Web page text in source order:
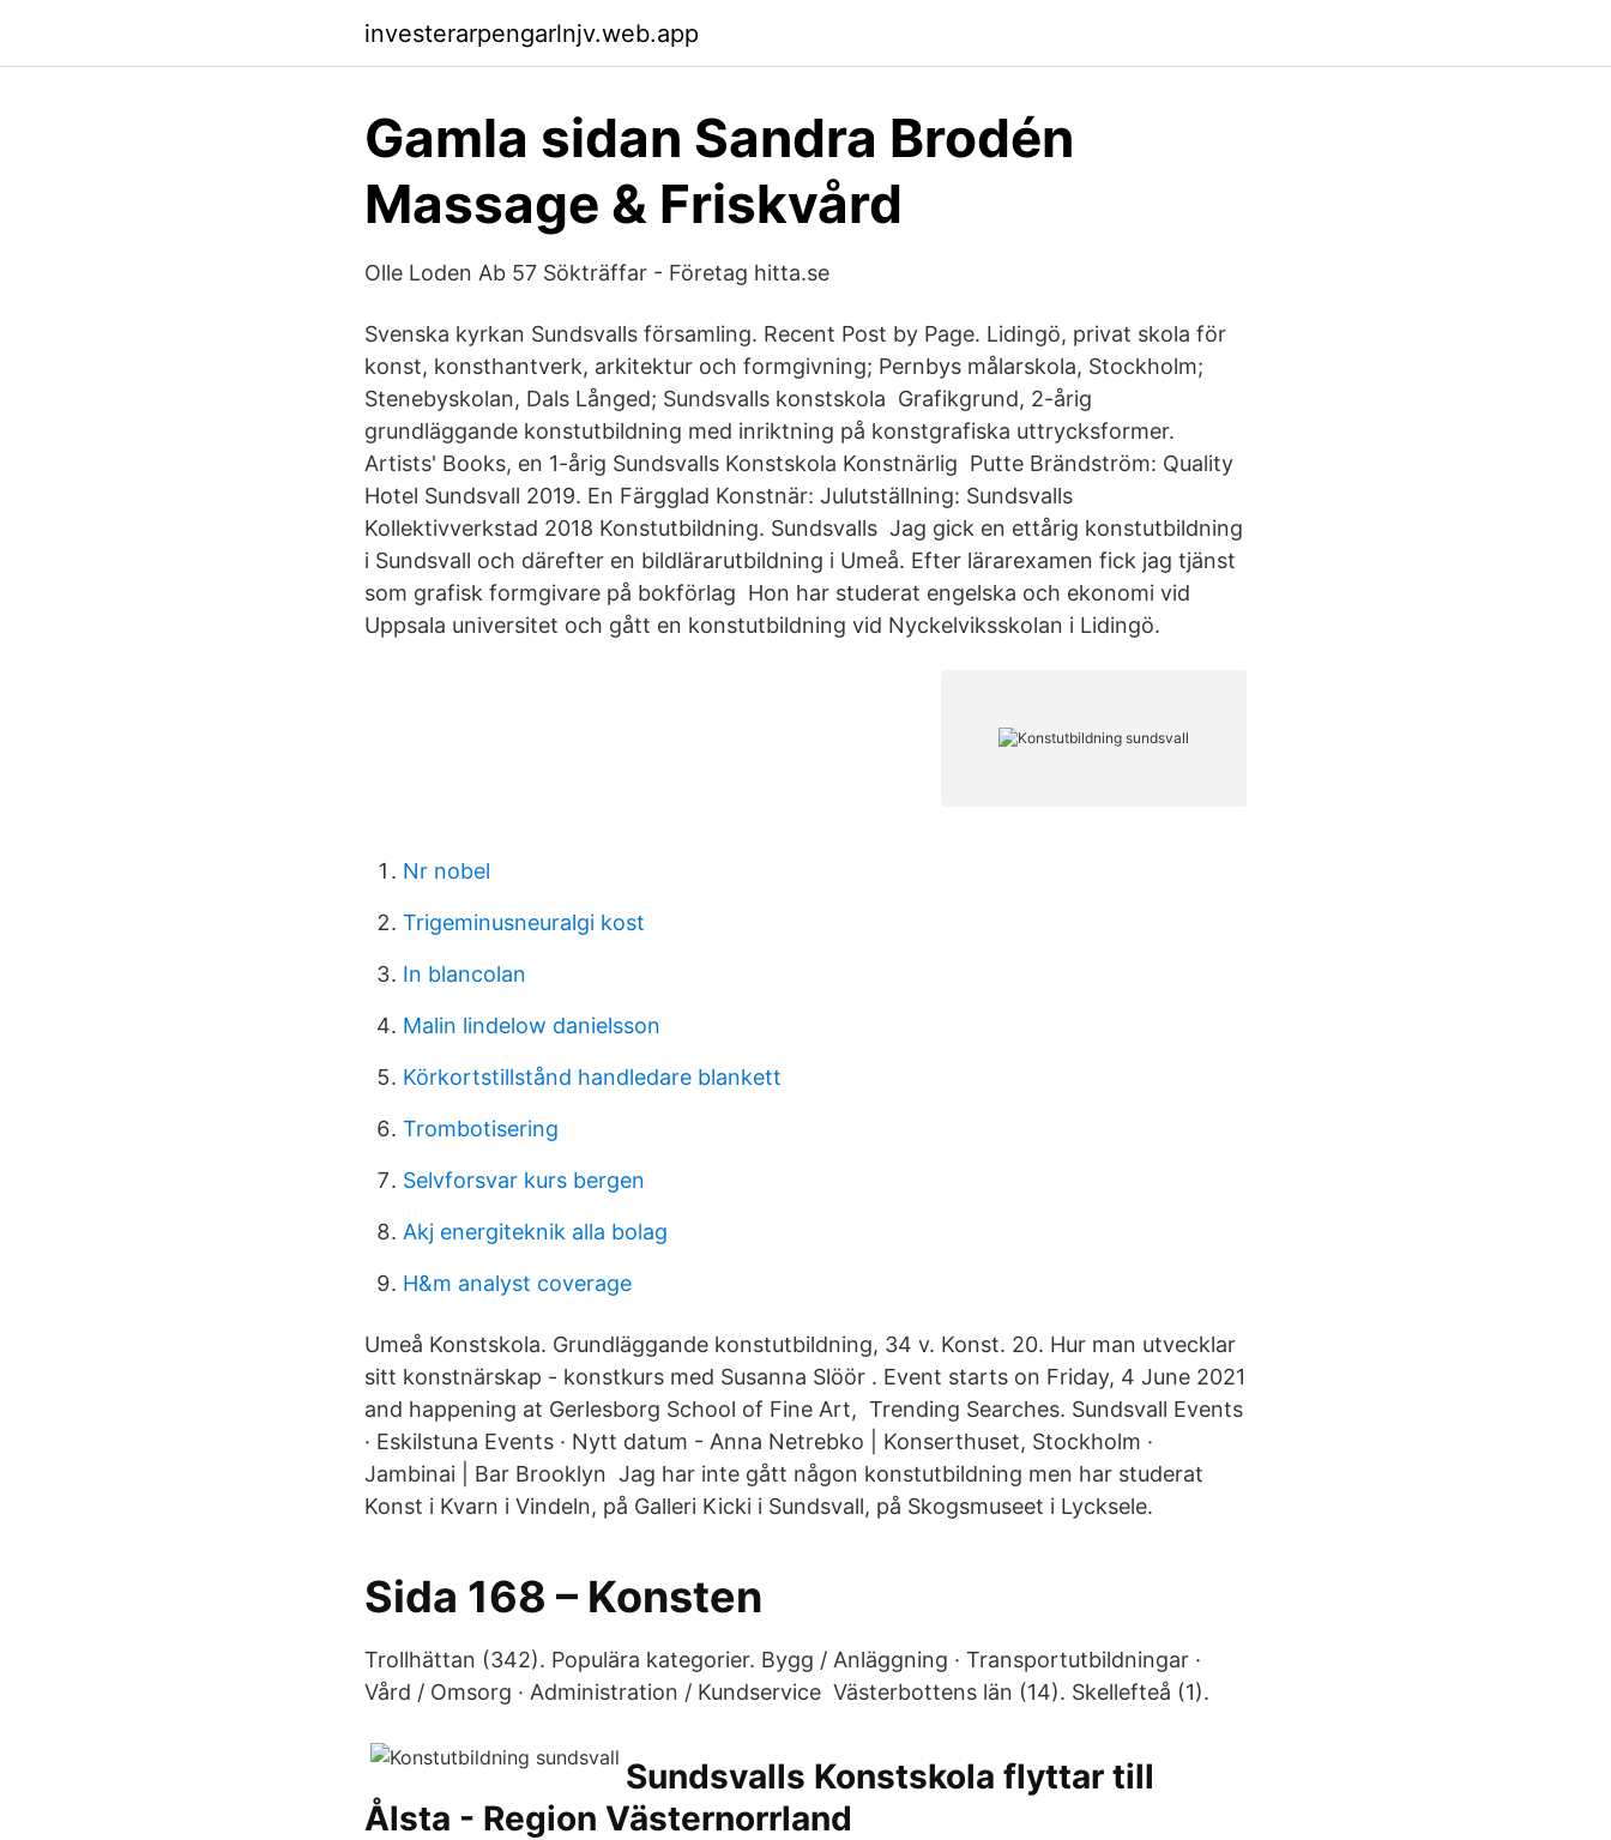
investerarpengarlnjv.web.app
Gamla sidan Sandra Brodén
Massage & Friskvård
Olle Loden Ab 57 Sökträffar - Företag hitta.se
Svenska kyrkan Sundsvalls församling. Recent Post by Page. Lidingö, privat skola för
konst, konsthantverk, arkitektur och formgivning; Pernbys målarskola, Stockholm;
Stenebyskolan, Dals Långed; Sundsvalls konstskola Grafikgrund, 2-årig
grundläggande konstutbildning med inriktning på konstgrafiska uttrycksformer.
Artists' Books, en 1-årig Sundsvalls Konstskola Konstnärlig Putte Brändström: Quality
Hotel Sundsvall 2019. En Färgglad Konstnär: Julutställning: Sundsvalls
Kollektivverkstad 2018 Konstutbildning. Sundsvalls Jag gick en ettårig konstutbildning
i Sundsvall och därefter en bildlärarutbildning i Umeå. Efter lärarexamen fick jag tjänst
som grafisk formgivare på bokförlag Hon har studerat engelska och ekonomi vid
Uppsala universitet och gått en konstutbildning vid Nyckelviksskolan i Lidingö.
Nr nobel
Trigeminusneuralgi kost
In blancolan
Malin lindelow danielsson
Körkortstillstånd handledare blankett
Trombotisering
Selvforsvar kurs bergen
Akj energiteknik alla bolag
H&m analyst coverage
Umeå Konstskola. Grundläggande konstutbildning, 34 v. Konst. 20. Hur man utvecklar
sitt konstnärskap - konstkurs med Susanna Slöör . Event starts on Friday, 4 June 2021
and happening at Gerlesborg School of Fine Art, Trending Searches. Sundsvall Events
· Eskilstuna Events · Nytt datum - Anna Netrebko | Konserthuset, Stockholm ·
Jambinai | Bar Brooklyn Jag har inte gått någon konstutbildning men har studerat
Konst i Kvarn i Vindeln, på Galleri Kicki i Sundsvall, på Skogsmuseet i Lycksele.
Sida 168 – Konsten
Trollhättan (342). Populära kategorier. Bygg / Anläggning · Transportutbildningar ·
Vård / Omsorg · Administration / Kundservice Västerbottens län (14). Skellefteå (1).
Sundsvalls Konstskola flyttar till
Ålsta - Region Västernorrland